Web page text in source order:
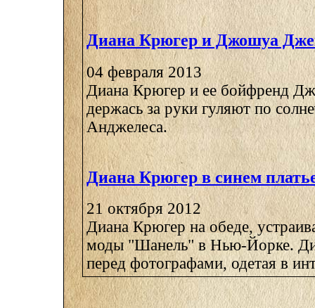
Диана Крюгер и Джошуа
04 февраля 2013
Диана Крюгер и ее бойфренд
держась за руки гуляют по
Анджелеса.
Диана Крюгер в синем
21 октября 2012
Диана Крюгер на обеде,
моды "Шанель" в Нью-Йорке.
перед фотографами, одетая в